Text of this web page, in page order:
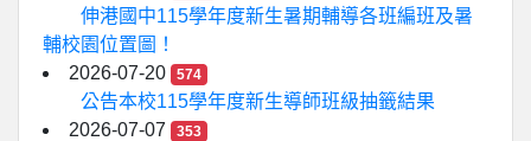
伸港國中115學年度新生暑期輔導各班編班及暑
輔校園位置圖！
2026-07-20
574
公告本校115學年度新生導師班級抽籤結果
2026-07-07
353